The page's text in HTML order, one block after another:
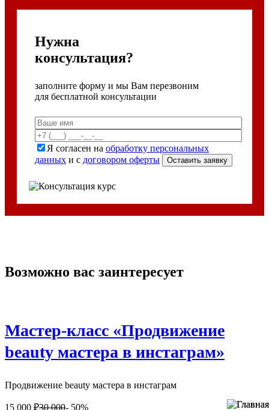
Нужна
консультация?
заполните форму и мы Вам перезвоним
для бесплатной консультации
Я согласен на обработку персональных
данных и с договором оферты
Возможно вас заинтересует
Мастер-класс «Продвижение
beauty мастера в инстаграм»
Продвижение beauty мастера в инстаграм
15 000 ₽30 000- 50%